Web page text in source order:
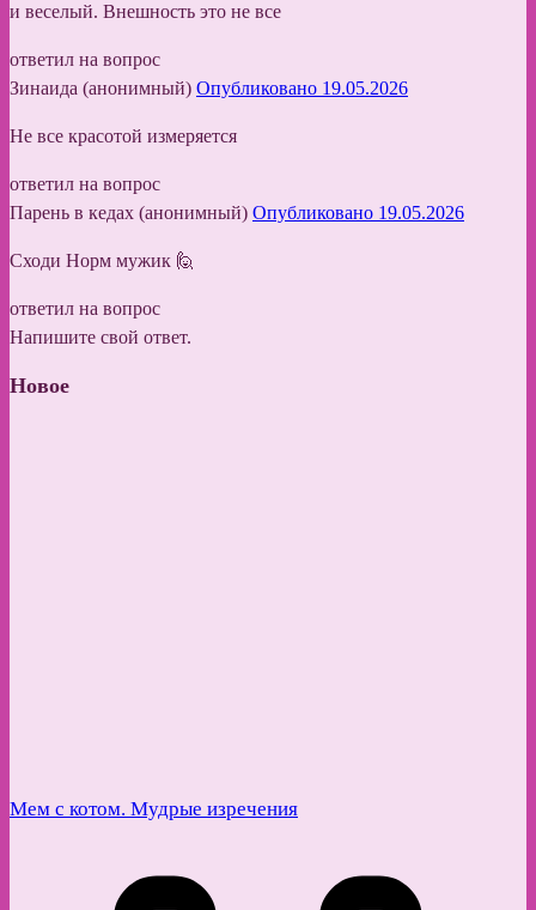
и веселый. Внешность это не все
ответил на вопрос
Зинаида (анонимный) Опубликовано 19.05.2026
Не все красотой измеряется
ответил на вопрос
Парень в кедах (анонимный) Опубликовано 19.05.2026
Сходи Норм мужик 🙋
ответил на вопрос
Напишите свой ответ.
Новое
Мем с котом. Мудрые изречения